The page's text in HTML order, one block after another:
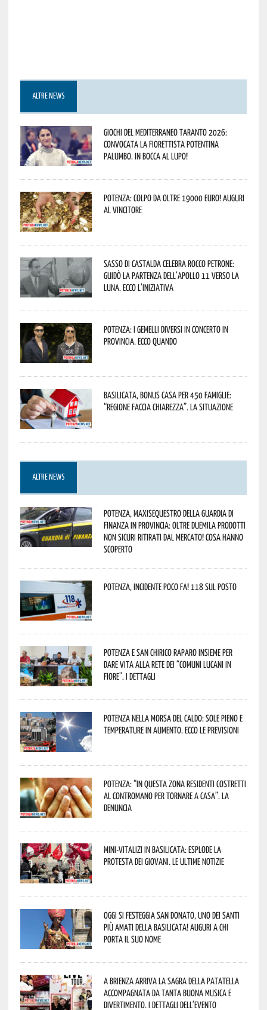
ALTRE NEWS
Giochi del Mediterraneo Taranto 2026:
convocata la fiorettista potentina
Palumbo. In bocca al lupo!
Potenza: colpo da oltre 19000 Euro! Auguri
al vincitore
Sasso di Castalda celebra Rocco Petrone:
guidò la partenza dell’Apollo 11 verso la
Luna. Ecco l’iniziativa
Potenza: i Gemelli DiVersi in concerto in
provincia. Ecco quando
Basilicata, Bonus casa per 450 famiglie:
“Regione faccia chiarezza”. La situazione
ALTRE NEWS
Potenza, maxisequestro della Guardia di
Finanza in provincia: oltre duemila prodotti
non sicuri ritirati dal mercato! Cosa hanno
scoperto
Potenza, incidente poco fa! 118 sul posto
Potenza e San Chirico Raparo insieme per
dare vita alla rete dei “Comuni Lucani in
Fiore”. I dettagli
Potenza nella morsa del caldo: sole pieno e
temperature in aumento. Ecco le previsioni
Potenza: “In questa zona residenti costretti
al contromano per tornare a casa”. La
denuncia
Mini-vitalizi in Basilicata: esplode la
protesta dei giovani. Le ultime notizie
Oggi si festeggia San Donato, uno dei Santi
più amati della Basilicata! Auguri a chi
porta il suo nome
A Brienza arriva la Sagra della Patatella
accompagnata da tanta buona musica e
divertimento. I dettagli dell’evento